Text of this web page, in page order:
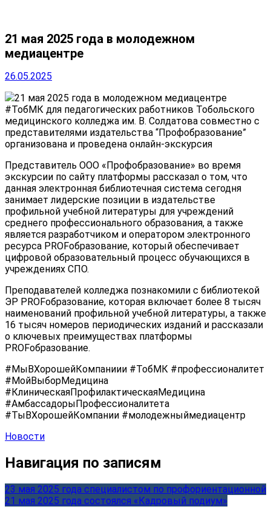
21 мая 2025 года в молодежном
медиацентре
26.05.2025
21 мая 2025 года в молодежном медиацентре
#ТобМК для педагогических работников Тобольского
медицинского колледжа им. В. Солдатова совместно с
представителями издательства “Профобразование”
организована и проведена онлайн-экскурсия
Представитель ООО «Профобразование» во время
экскурсии по сайту платформы рассказал о том, что
данная электронная библиотечная система сегодня
занимает лидерские позиции в издательстве
профильной учебной литературы для учреждений
среднего профессионального образования, а также
является разработчиком и оператором электронного
ресурса PROFобразование, который обеспечивает
цифровой образовательный процесс обучающихся в
учреждениях СПО.
Преподавателей колледжа познакомили с библиотекой
ЭР PROFобразование, которая включает более 8 тысяч
наименований профильной учебной литературы, а также
16 тысяч номеров периодических изданий и рассказали
о ключевых преимуществах платформы
PROFобразование.
#МыВХорошейКомпаниии #ТобМК #профессионалитет
#МойВыборМедицина
#КлиническаяПрофилактическаяМедицина
#АмбассадорыПрофессионалитета
#ТыВХорошейКомпании #молодежныймедиацентр
Новости
Навигация по записям
23 мая 2025 года специалистом по профориентационной
21 мая 2025 года состоялся «Кадровый подиум»